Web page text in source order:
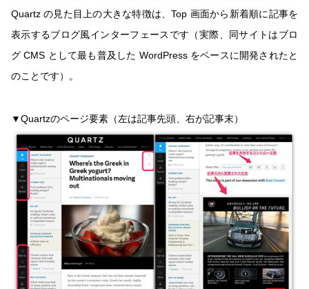
Quartz の見た目上の大きな特徴は、Top 画面から新着順に記事を
表示するブログ風インターフェースです（実際、同サイトはブロ
グ CMS として最も普及した WordPress をベースに開発されたと
のことです）。
▼Quartzのページ要素（左は記事先頭、右が記事末）